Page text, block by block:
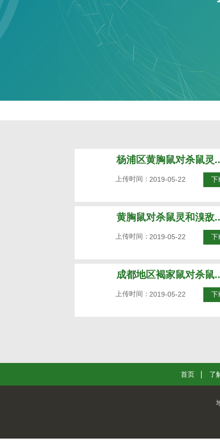
杨浦区黄胸鼠对杀鼠灵
2019-05-22
上传时间： 下
黄胸鼠对杀鼠灵和溴敌
2019-05-22
上传时间： 下
成都地区褐家鼠对杀鼠
2019-05-22
上传时间： 下
首页 了